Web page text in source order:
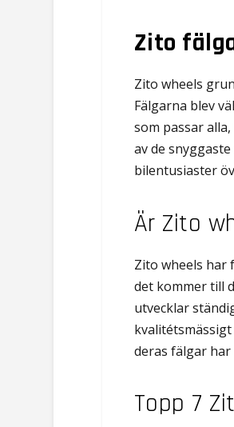
Zito
Zito wheels
Fälgarna blev
som passar
av de
bilentusiaster
Är Zito
Zito wheels har
det kommer till
utvecklar
deras fälgar
Topp 7